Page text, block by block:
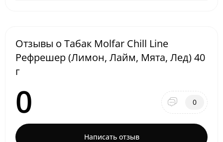
Отзывы о Табак Molfar Chill Line
Рефрешер (Лимон, Лайм, Мята, Лед) 40
г
0 0
Написать отзыв